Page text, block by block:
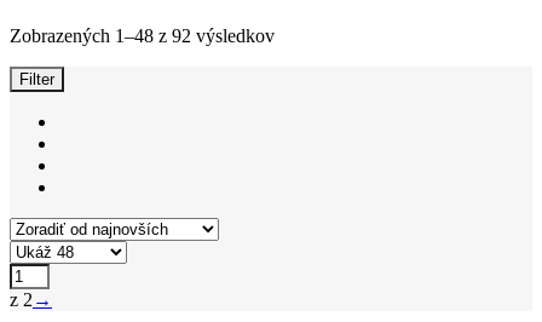
Zobrazených 1–48 z 92 výsledkovZoradené
Filter
z 2 →